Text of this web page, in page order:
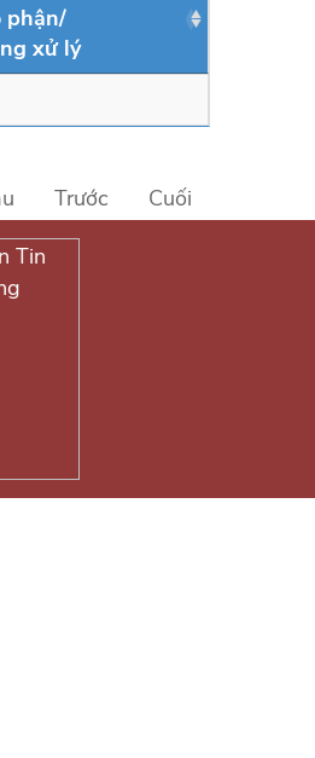
phận/
xử lý
Trước Cuối